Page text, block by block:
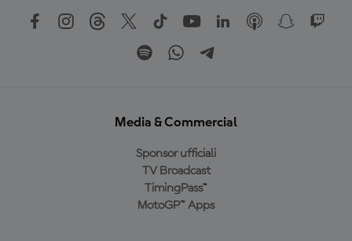
Media & Commercial
Sponsor ufficiali
TV Broadcast
TimingPass™
MotoGP™ Apps